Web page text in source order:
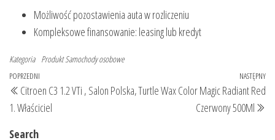
Możliwość pozostawienia auta w rozliczeniu
Kompleksowe finansowanie: leasing lub kredyt
Kategoria ProduktSamochody osobowe
Nawigacja
wpisu
Poprzedni
wpis
POPRZEDNI
Citroen C3 1.2 VTi , Salon Polska,
1. Właściciel
NASTĘPNY
Turtle Wax Color Magic Radiant Red
Czerwony 500Ml
Search